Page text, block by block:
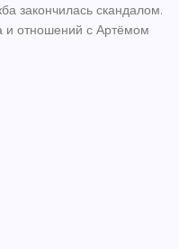
закончилась скандалом.
и отношений с Артёмом